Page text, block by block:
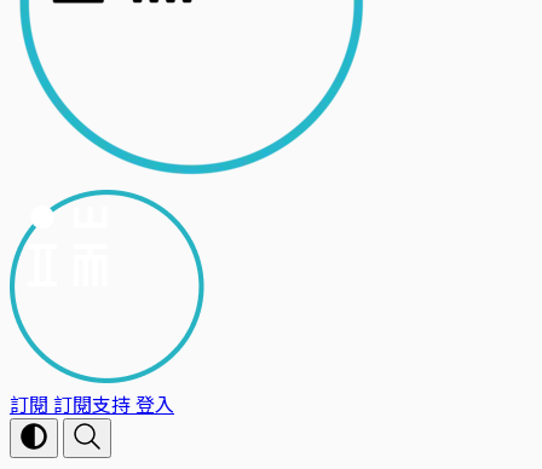
訂閱 訂閱支持登入